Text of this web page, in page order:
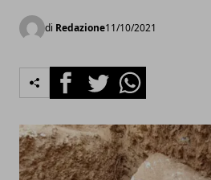
di Redazione11/10/2021
FacebookTwitterWhatsapp